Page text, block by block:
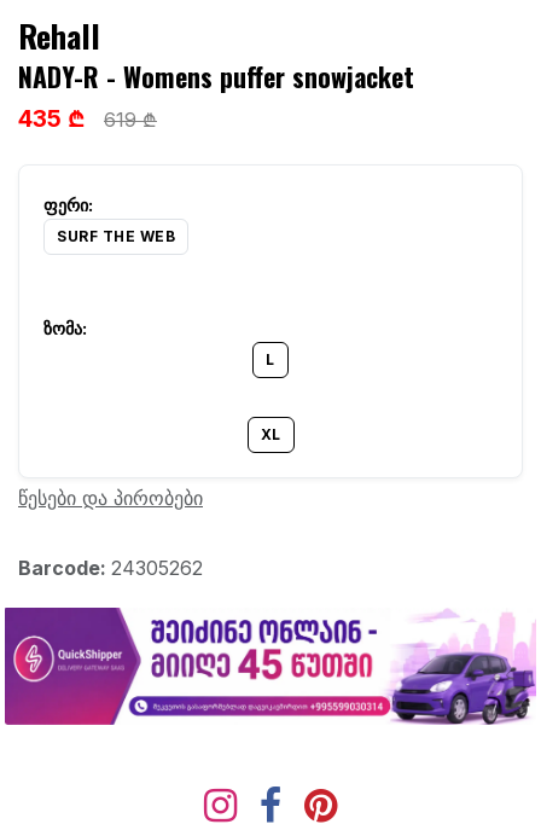
Rehall
NADY-R - Womens puffer snowjacket
435 ₾ 619 ₾
SURF THE WEB
L
XL
წესები და პირობები
Barcode: 24305262